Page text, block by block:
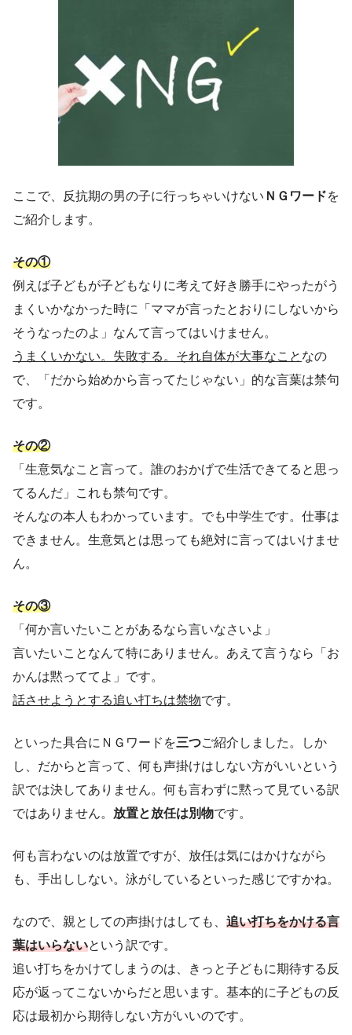
ここで、反抗期の男の子に行っちゃいけない ＮＧワードを
ご紹介します。
その①
例えば子どもが子どもなりに考えて好き勝手にやったがう
まくいかなかった時に「ママが言ったとおりにしないから
そうなったのよ」なんて言ってはいけません。
うまくいかない。失敗する。それ自体が大事なこと なの
で、「だから始めから言ってたじゃない」的な言葉は禁句
です。
その②
「生意気なこと言って。誰のおかげで生活できてると思っ
てるんだ」これも禁句です。
そんなの本人もわかっています。でも中学生です。仕事は
できません。生意気とは思っても絶対に言ってはいけませ
ん。
その③
「何か言いたいことがあるなら言いなさいよ」
言いたいことなんて特にありません。あえて言うなら「お
かんは黙っててよ」です。
話させようとする追い打ちは禁物です。
といった具合にＮＧワードを三つご紹介しました。しか
し、だからと言って、何も声掛けはしない方がいいという
訳では決してありません。何も言わずに黙って見ている訳
ではありません。 放置と放任は別物です。
何も言わないのは放置ですが、放任は気にはかけながら
も、手出ししない。泳がしているといった感じですかね。
なので、親としての声掛けはしても、 追い打ちをかける言
葉はいらないという訳です。
追い打ちをかけてしまうのは、きっと子どもに期待する反
応が返ってこないからだと思います。基本的に子どもの反
応は最初から期待しない方がいいのです。